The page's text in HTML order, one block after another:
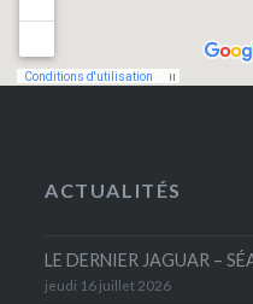
ACTUALITÉS
LE DERNIER JAGUAR –
jeudi 16 juillet 2026